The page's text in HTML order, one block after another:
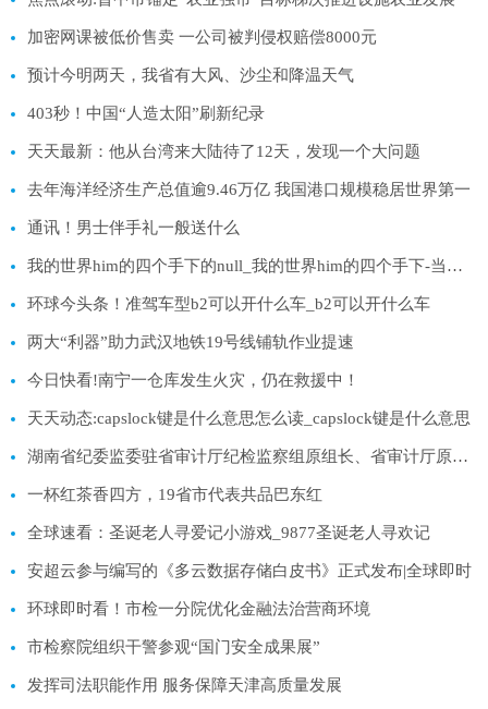
加密网课被低价售卖 一公司被判侵权赔偿8000元
预计今明两天，我省有大风、沙尘和降温天气
403秒！中国“人造太阳”刷新纪录
天天最新：他从台湾来大陆待了12天，发现一个大问题
去年海洋经济生产总值逾9.46万亿 我国港口规模稳居世界第一
通讯！男士伴手礼一般送什么
我的世界him的四个手下的null_我的世界him的四个手下-当前热门
环球今头条！准驾车型b2可以开什么车_b2可以开什么车
两大“利器”助力武汉地铁19号线铺轨作业提速
今日快看!南宁一仓库发生火灾，仍在救援中！
天天动态:capslock键是什么意思怎么读_capslock键是什么意思
湖南省纪委监委驻省审计厅纪检监察组原组长、省审计厅原党组成员包昌林受贿案一审宣判-全球焦点
一杯红茶香四方，19省市代表共品巴东红
全球速看：圣诞老人寻爱记小游戏_9877圣诞老人寻欢记
安超云参与编写的《多云数据存储白皮书》正式发布|全球即时
环球即时看！市检一分院优化金融法治营商环境
市检察院组织干警参观“国门安全成果展”
发挥司法职能作用 服务保障天津高质量发展